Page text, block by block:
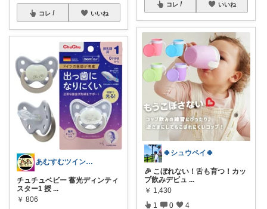
コレ いいね
あむすむツインズ|おすすめ双子育児グッズ
チュチュベビー 蓄光ディンティ
スター1 授 ...
￥ 806
コレ いいね
🍀シュウペイ🍀
🎉 こぼれない！舌も育つ！カッ
プ飲みデビュ ...
￥ 1,430
1 0 4